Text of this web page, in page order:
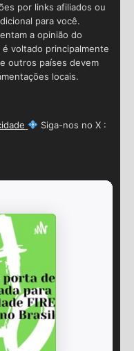
por links afiliados ou
para você.
a opinião do
voltado principalmente
outros países devem
locais.
Siga-nos no X :